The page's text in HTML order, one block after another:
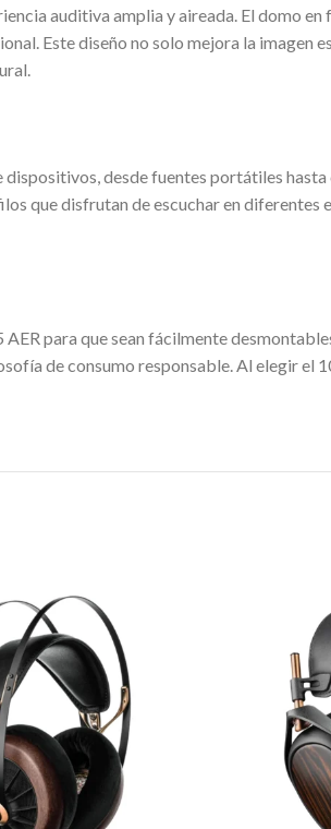
auditiva amplia y aireada. El domo
Este diseño no solo mejora la
desde fuentes portátiles
que disfrutan de escuchar en diferentes
para que sean fácilmente
de consumo responsable. Al elegir el